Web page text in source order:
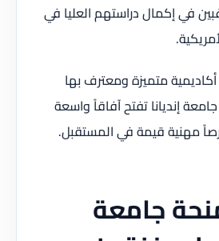
في إكمال دراستهم العليا في
متميزة ومعترف بها
إنديانا تفتح آفاقاً واسعة
مهنية قيمة في المستقبل.
جامعة